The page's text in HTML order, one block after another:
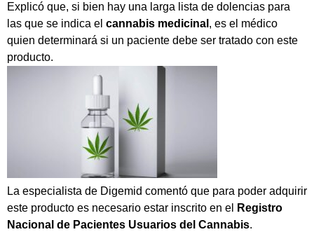
Explicó que, si bien hay una larga lista de dolencias para
las que se indica el cannabis medicinal , es el médico
quien determinará si un paciente debe ser tratado con este
producto.
La especialista de Digemid comentó que para poder adquirir
este producto es necesario estar inscrito en el
Registro
Nacional de Pacientes Usuarios del Cannabis.